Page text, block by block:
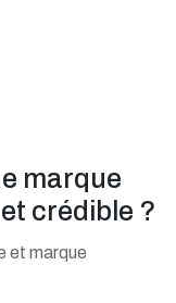
marque
crédible ?
et marque